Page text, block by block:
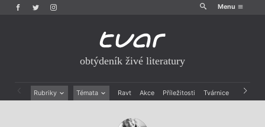
Menu
obtýdeník živé literatury
Rubriky Témata Ravt Akce Příležitosti Tvárnice Archiv